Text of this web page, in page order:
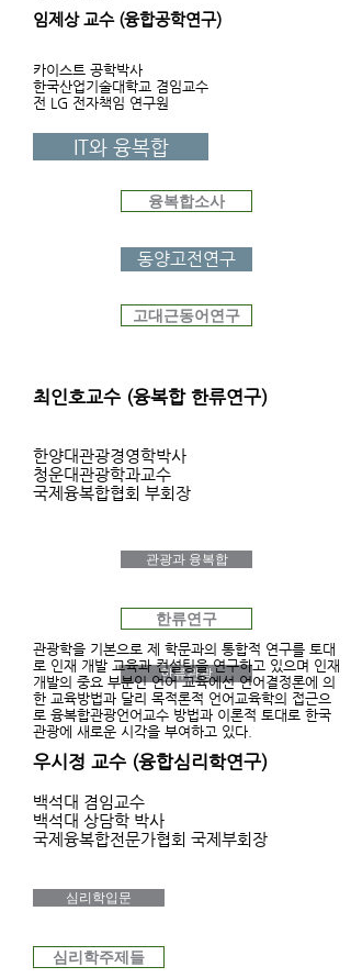
임제상 교수 (융합공학연구)
카이스트 공학박사
​한국산업기술대학교 겸임교수
전 LG 전자책임 연구원
IT와 융복합
융복합소사
동양고전연구
고대근동어연구
최인호교수 (융복합 한류연구)
한양대관광경영학박사
청운대관광학과교수
국제융복합협회 부회장
관광과 융복합
한류연구
한류관광
관광학을 기본으로 제 학문과의 통합적 연구를 토대
로 인재 개발 교육과 컨설팅을 연구하고 있으며 인재
개발의 중요 부분인 언어 교육에선 언어결정론에 의
한 교육방법과 달리 목적론적 언어교육학의 접근으
로 융복합관광언어교수 방법과 이론적 토대로 한국
관광에 새로운 시각을 부여하고 있다.
우시정 교수 (융합심리학연구)
백석대 겸임교수
​백석대 상담학 박사
국제융복합전문가협회 국제부회장
심리학입문
심리학주제들